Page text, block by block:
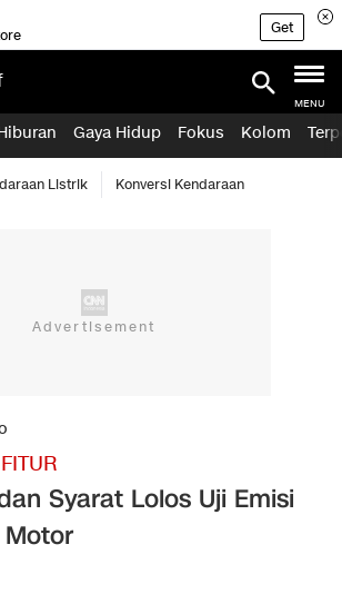
Get
MENU
Gaya Hidup Fokus Kolom
Listrik Konversi Kendaraan
Syarat Lolos Uji Emisi